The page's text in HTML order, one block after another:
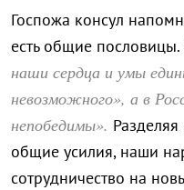
Госпожа консул
есть общие пословицы.
наши сердца и умы
невозможного», а в
непобедимы».
общие усилия, наши
сотрудничество на